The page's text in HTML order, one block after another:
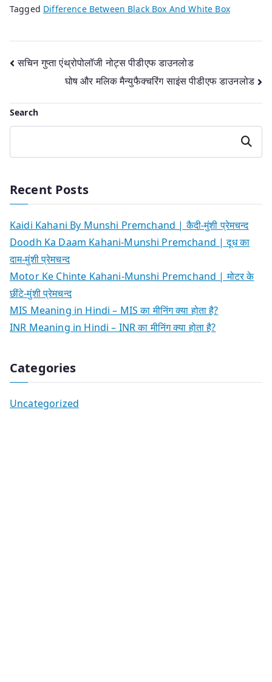
Tagged Difference Between Black Box And White Box
Post
navigation
सचिन गुप्ता एंथ्रोपोलॉजी नोट्स पीडीएफ डाउनलोड
घोष और मलिक मैन्युफैक्चरिंग साइंस पीडीएफ डाउनलोड
Search
Search
Recent Posts
Kaidi Kahani By Munshi Premchand | कैदी-मुंशी प्रेमचन्द
Doodh Ka Daam Kahani-Munshi Premchand | दूध का
दाम-मुंशी प्रेमचन्द
Motor Ke Chinte Kahani-Munshi Premchand | मोटर के
छींटे-मुंशी प्रेमचन्द
MIS Meaning in Hindi – MIS का मीनिंग क्या होता है?
INR Meaning in Hindi – INR का मीनिंग क्या होता है?
Categories
Uncategorized